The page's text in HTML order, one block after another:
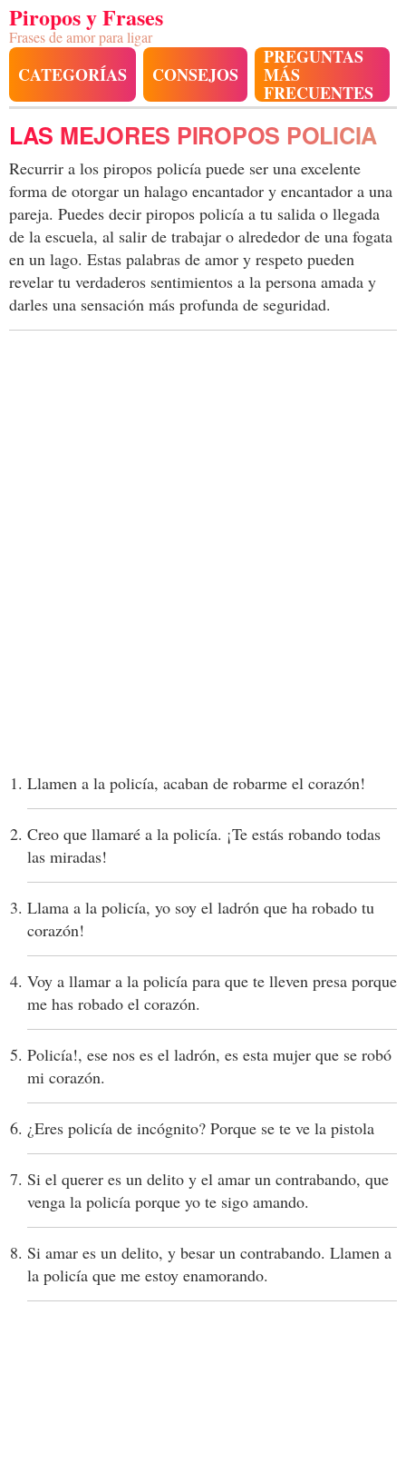
Piropos y Frases
Frases de amor para ligar
CATEGORÍAS CONSEJOS
PREGUNTAS
MÁS
FRECUENTES
LAS MEJORES PIROPOS POLICIA
Recurrir a los piropos policía puede ser una excelente
forma de otorgar un halago encantador y encantador a una
pareja. Puedes decir piropos policía a tu salida o llegada
de la escuela, al salir de trabajar o alrededor de una fogata
en un lago. Estas palabras de amor y respeto pueden
revelar tu verdaderos sentimientos a la persona amada y
darles una sensación más profunda de seguridad.
Llamen a la policía, acaban de robarme el corazón!
Creo que llamaré a la policía. ¡Te estás robando todas
las miradas!
Llama a la policía, yo soy el ladrón que ha robado tu
corazón!
Voy a llamar a la policía para que te lleven presa porque
me has robado el corazón.
Policía!, ese nos es el ladrón, es esta mujer que se robó
mi corazón.
¿Eres policía de incógnito? Porque se te ve la pistola
Si el querer es un delito y el amar un contrabando, que
venga la policía porque yo te sigo amando.
Si amar es un delito, y besar un contrabando. Llamen a
la policía que me estoy enamorando.